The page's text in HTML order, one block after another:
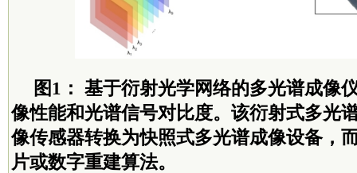
图1： 基于衍射光学网络的多光谱成像
像性能和光谱信号对比度。该衍射式多光
像传感器转换为快照式多光谱成像设备，
片或数字重建算法。